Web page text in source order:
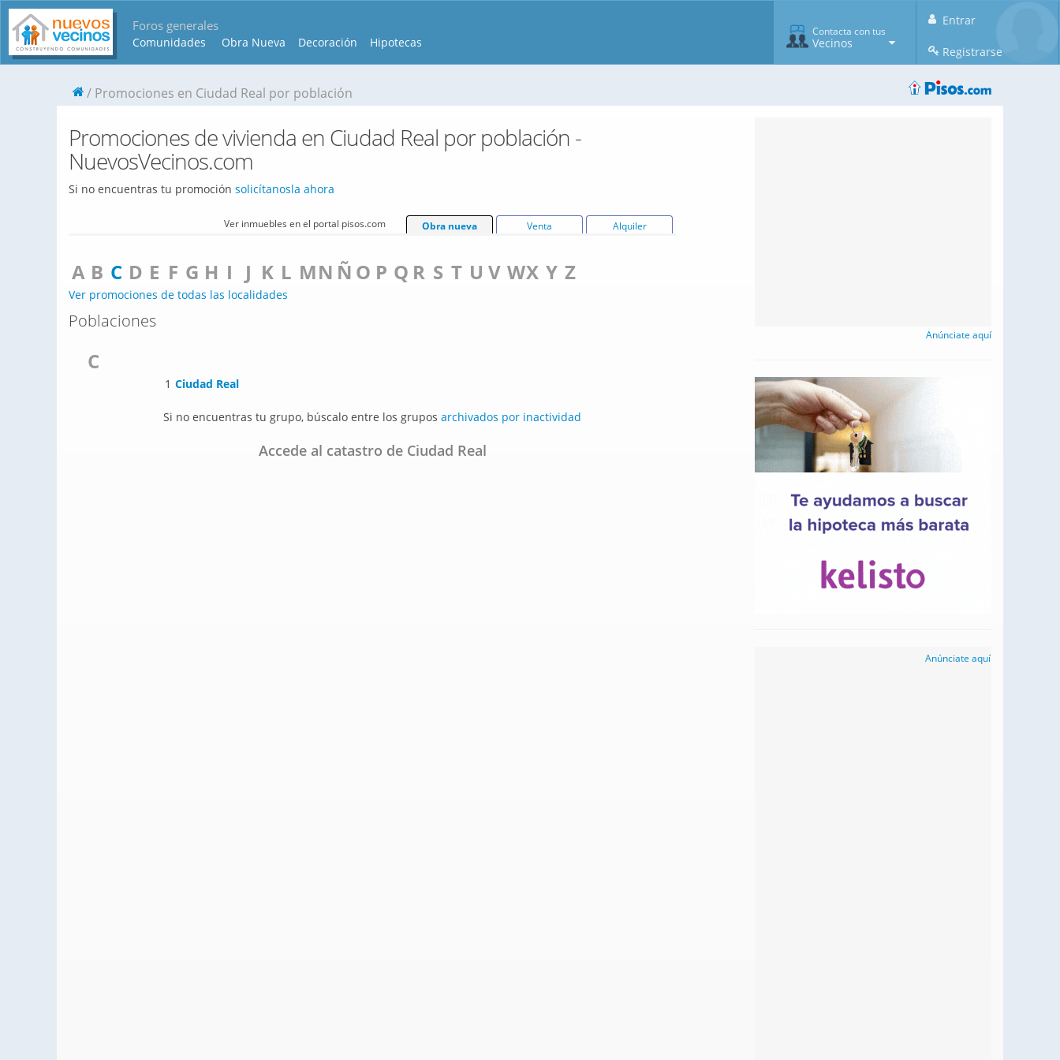
Foros generales
Comunidades Obra Nueva Decoración Hipotecas
Entrar
Registrarse
Contacta con tus
Vecinos
Promociones en Ciudad Real por población
Promociones de vivienda en Ciudad Real por población -
NuevosVecinos.com
Si no encuentras tu promoción solicítanosla ahora
Ver inmuebles en el portal pisos.com Obra nueva Venta Alquiler
A B C D E F G H I J K L MN Ñ O P Q R S T U V WX Y Z
Ver promociones de todas las localidades
Poblaciones
C
1 Ciudad Real
Si no encuentras tu grupo, búscalo entre los grupos archivados por inactividad
Accede al catastro de Ciudad Real
Anúnciate aquí
Anúnciate aquí